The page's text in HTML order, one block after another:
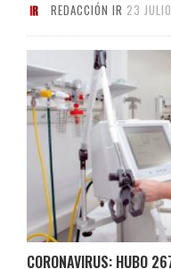
REDACCIÓN IR 23
CORONAVIRUS: HUBO